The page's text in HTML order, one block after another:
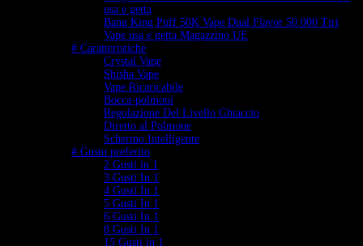
usa e getta
Bang King Puff 50K Vape Dual Flavor 50.000 Tiri
Vape usa e getta Magazzino UE
# Caratteristiche
Crystal Vape
Shisha Vape
Vape Ricaricabile
Bocca-polmoni
Regolazione Del Livello Ghiaccio
Diretto al Polmone
Schermo Intelligente
# Gusto preferito
2 Gusti in 1
3 Gusti In 1
4 Gusti In 1
5 Gusti In 1
6 Gusti In 1
8 Gusti In 1
15 Gusti in 1